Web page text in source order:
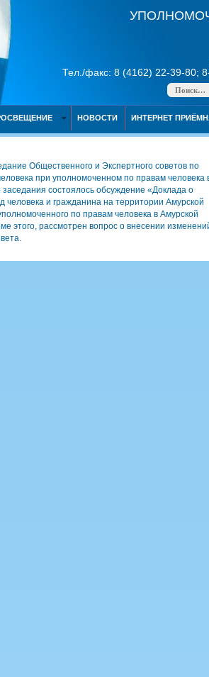
Тел./факс: 8 (4162) 22-39-80;
НОВОСТИ ИНТЕРНЕТ
Общественного и Экспертного советов по
при уполномоченном по правам человека
состоялось обсуждение «Доклада о
человека и гражданина на территории Амурской
по правам человека в Амурской
этого, рассмотрен вопрос о внесении